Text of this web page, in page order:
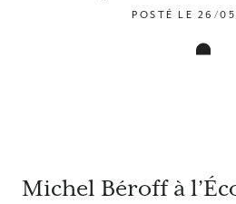
POSTÉ LE 26/
Michel Béroff à